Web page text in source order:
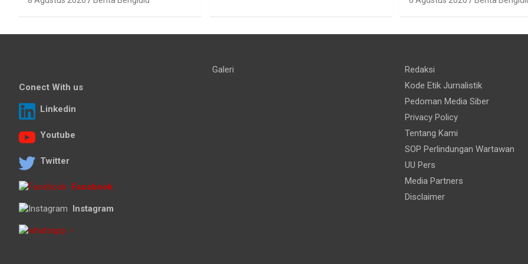
Conect With us
Linkedin
Youtube
Twitter
Facebook
Instagram
-
Galeri
Redaksi
Kode Etik Jurnalistik
Pedoman Media Siber
Privacy Policy
Tentang Kami
SOP Perlindungan Wartawan
UU Pers
Media Partners
Disclaimer